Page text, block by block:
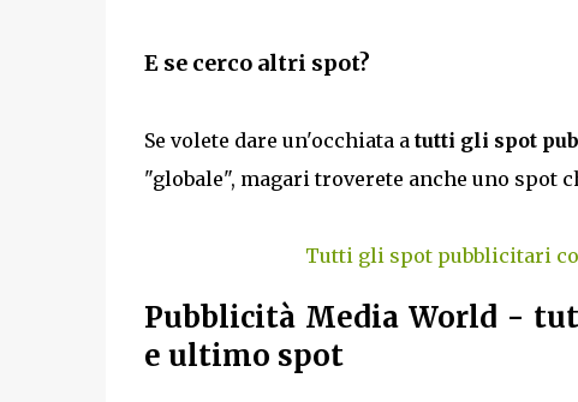
E se cerco altri spot?
Se volete dare un'occhiata a tutti gli spot
"globale", magari troverete anche uno spot
Tutti gli spot pubblicitari
Pubblicità Media World -
e ultimo spot